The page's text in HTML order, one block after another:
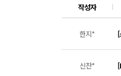
작성자
한지* [
신찬*